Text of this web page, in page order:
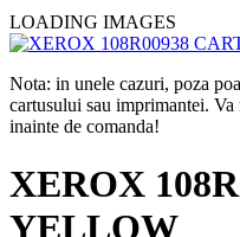
LOADING IMAGES
Nota: in unele cazuri, poza
cartusului sau imprimantei.
inainte de comanda!
XEROX
YELLOW